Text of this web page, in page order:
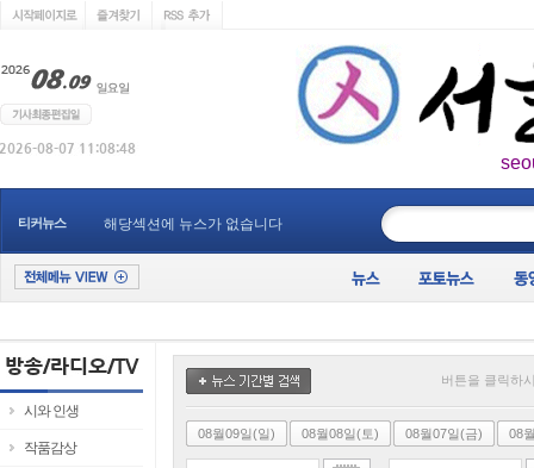
티커뉴스 해당섹션에 뉴스가 없습니다
시와 인생
작품감상
버튼을 클릭하
08월09일(일) 08월08일(토) 08월07일(금) 08